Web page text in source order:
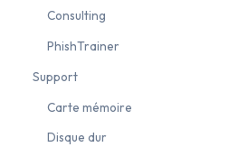
Consulting
PhishTrainer
Support
Carte mémoire
Disque dur